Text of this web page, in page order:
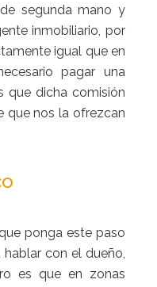
segunda mano y
inmobiliario, por
igual que en
pagar una
que dicha comisión
que nos la ofrezcan
ponga este paso
con el dueño,
es que en zonas